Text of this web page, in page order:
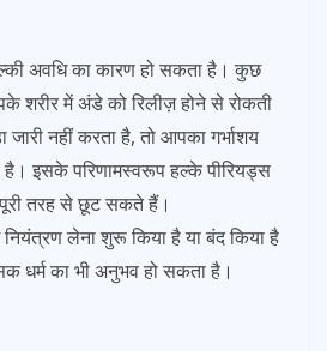
अवधि का कारण हो सकता है। कुछ
शरीर में अंडे को रिलीज़ होने से रोकती
नहीं करता है, तो आपका गर्भाशय
है। इसके परिणामस्वरूप हल्के पीरियड्स
तरह से छूट सकते हैं।
लेना शुरू किया है या बंद किया है
धर्म का भी अनुभव हो सकता है।